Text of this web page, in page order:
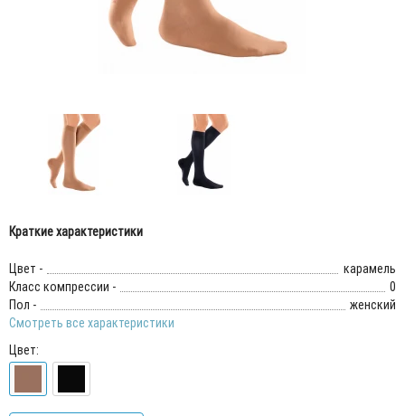
Краткие характеристики
Цвет -
карамель
Класс компрессии -
0
Пол -
женский
Смотреть все характеристики
Цвет: